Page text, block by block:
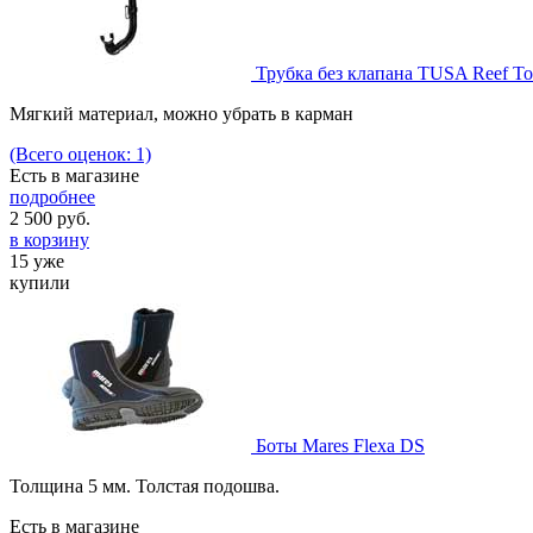
Трубка без клапана TUSA Reef
Мягкий материал, можно убрать в карман
(Всего оценок: 1)
Есть в магазине
подробнее
2 500 руб.
в корзину
15 уже
купили
Боты Mares Flexa DS
Толщина 5 мм. Толстая подошва.
Есть в магазине